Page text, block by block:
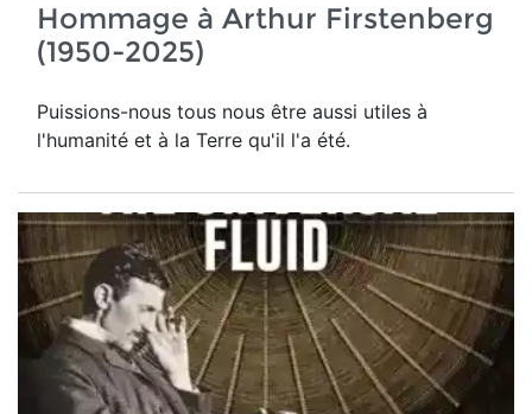
Hommage à Arthur Firstenberg
(1950-2025)
Puissions-nous tous nous être aussi utiles à
l'humanité et à la Terre qu'il l'a été.